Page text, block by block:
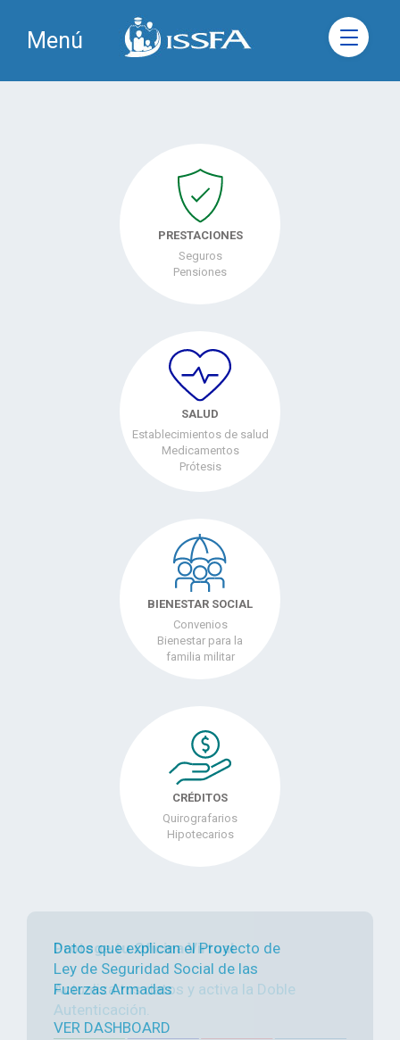
Menú
PRESTACIONES
Seguros
Pensiones
SALUD
Establecimientos de salud
Medicamentos
Prótesis
BIENESTAR SOCIAL
Convenios
Bienestar para la
familia militar
CRÉDITOS
Quirografarios
Hipotecarios
Datos que explican el Proyecto de
Ley de Seguridad Social de las
Fuerzas Armadas
VER DASHBOARD